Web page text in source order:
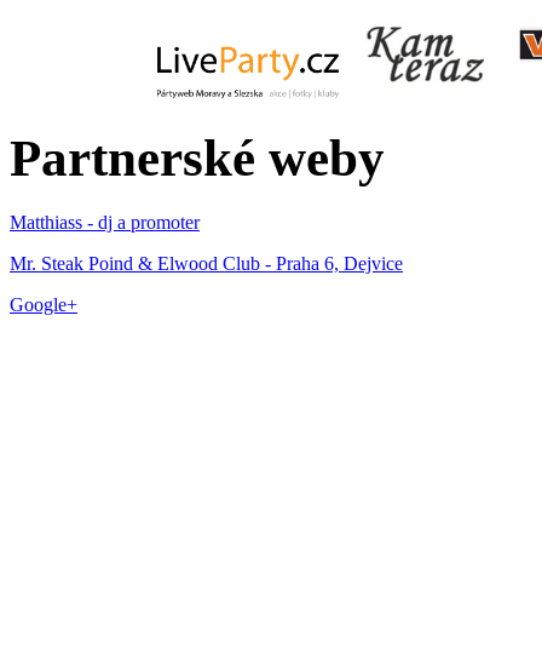
Partnerské weby
Matthiass - dj a promoter
Mr. Steak Poind & Elwood Club - Praha 6, Dejvice
Google+